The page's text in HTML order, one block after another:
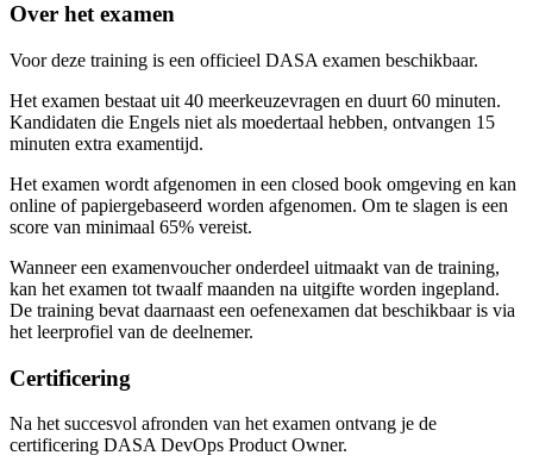
Over het examen
Voor deze training is een officieel DASA examen beschikbaar.
Het examen bestaat uit 40 meerkeuzevragen en duurt 60 minuten.
Kandidaten die Engels niet als moedertaal hebben, ontvangen 15
minuten extra examentijd.
Het examen wordt afgenomen in een closed book omgeving en kan
online of papiergebaseerd worden afgenomen. Om te slagen is een
score van minimaal 65% vereist.
Wanneer een examenvoucher onderdeel uitmaakt van de training,
kan het examen tot twaalf maanden na uitgifte worden ingepland.
De training bevat daarnaast een oefenexamen dat beschikbaar is via
het leerprofiel van de deelnemer.
Certificering
Na het succesvol afronden van het examen ontvang je de
certificering DASA DevOps Product Owner.